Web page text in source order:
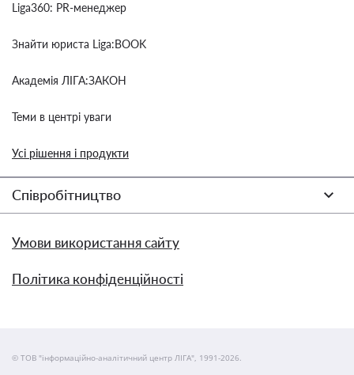
Liga360: PR-менеджер
Знайти юриста Liga:BOOK
Академія ЛІГА:ЗАКОН
Теми в центрі уваги
Усі рішення і продукти
Співробітництво
Умови використання сайту
Політика конфіденційності
© ТОВ "інформаційно-аналітичний центр ЛІГА", 1991-2026.